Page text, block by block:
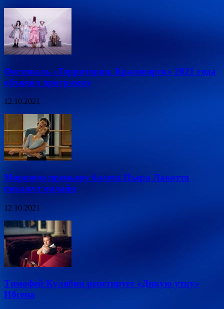
Фестиваль «Территория. Красноярск» 2021 года
объявил программу
12.10.2021
Мировую премьеру балета Пьера Лакотта
покажут онлайн
12.10.2021
Тимофей Кулябин репетирует «Дикую утку»
Ибсена